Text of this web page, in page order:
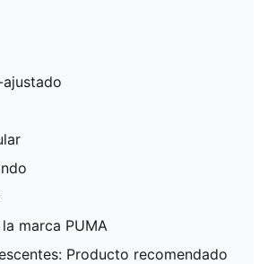
marca PUMA
Producto recomendado